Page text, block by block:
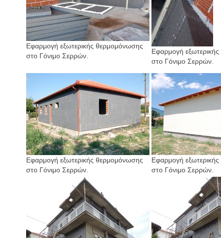
Εφαρμογή εξωτερικής θερμομόνωσης
στο Γόνιμο Σερρών.
Εφαρμογή
στο Γόνιμο Σερρών.
Εφαρμογή εξωτερικής θερμομόνωσης
στο Γόνιμο Σερρών.
Εφαρμογή
στο Γόνιμο Σερρών.